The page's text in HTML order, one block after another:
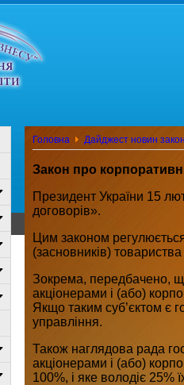
Головна Дайджест новин
Закон про
Президент України 15
договорів».
Цим законом
(засновників)
Зокрема, передбачено,
акціонерами і (або)
Якщо таким суб’єктом є
управління.
Також наглядова рада
акціонерами і (або)
100%, і яке володіє 25%